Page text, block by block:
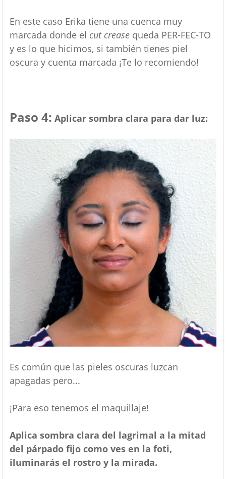
En este caso Erika tiene una cuenca muy
marcada donde el cut creasequeda PER-FEC-TO
y es lo que hicimos, si también tienes piel
oscura y cuenta marcada ¡Te lo recomiendo!
Paso 4: Aplicar sombra clara para dar luz:
Es común que las pieles oscuras luzcan
apagadas pero...
¡Para eso tenemos el maquillaje!
Aplica sombra clara del lagrimal a la mitad
del párpado fijo como ves en la foti,
iluminarás el rostro y la mirada.